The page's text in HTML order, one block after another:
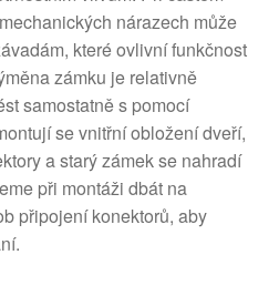
nárazech může
které ovlivní funkčnost
zámku je relativně
samostatně s pomocí
se vnitřní obložení dveří,
a starý zámek se nahradí
při montáži dbát na
připojení konektorů, aby